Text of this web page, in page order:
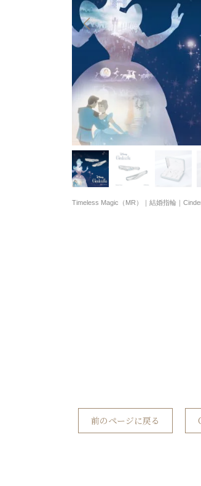
Timeless Magic（MR）｜結婚指輪｜
前のページに戻る